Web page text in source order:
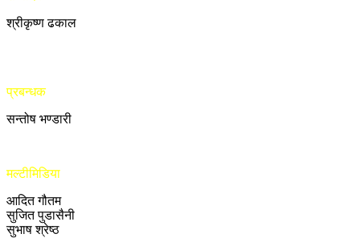
श्रीकृष्ण ढकाल
प्रबन्धक
सन्तोष भण्डारी
मल्टीमिडिया
आदित गौतम
सुजित पुडासैनी
सुभाष श्रेष्ठ